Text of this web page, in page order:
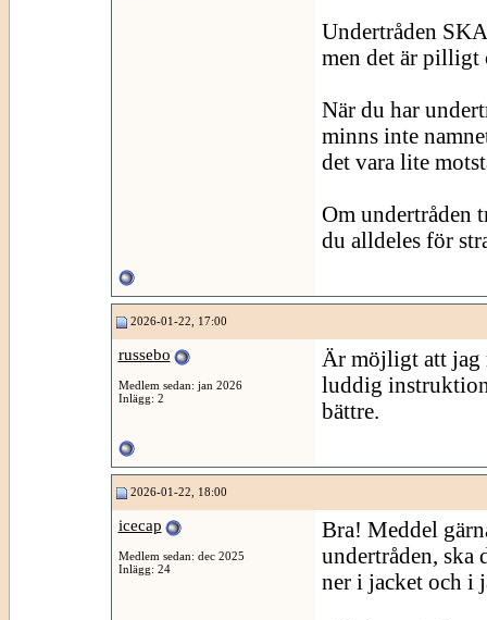
Undertråden
men det är pilligt
När du har
minns inte
det vara lite
Om undertråden
du alldeles för
2026-01-22, 17:00
russebo
Medlem sedan: jan 2026
Inlägg: 2
Är möjligt att jag
luddig
bättre.
2026-01-22, 18:00
icecap
Medlem sedan: dec 2025
Inlägg: 24
Bra! Meddel
undertråden, ska
ner i jacket och i